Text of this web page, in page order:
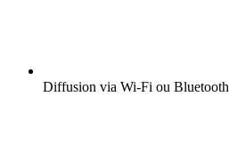
Diffusion via Wi-Fi ou Bluetooth